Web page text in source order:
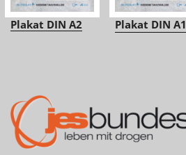
Plakat DIN A2 Plakat DIN A1